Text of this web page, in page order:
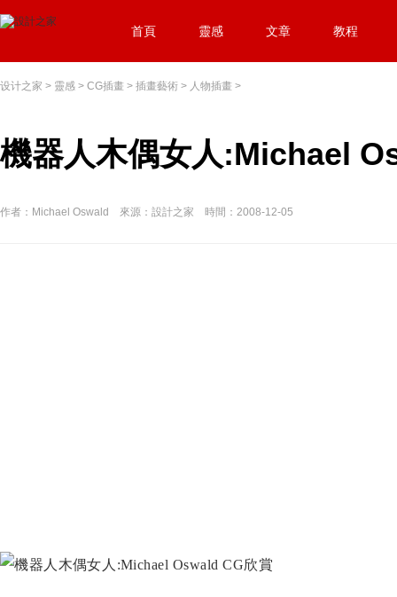
首頁 靈感 文章 教程
设计之家 > 靈感 > CG插畫 > 插畫藝術 > 人物插畫 >
機器人木偶女人:Michael
作者：Michael Oswald 來源：設計之家 時間：2008-12-05